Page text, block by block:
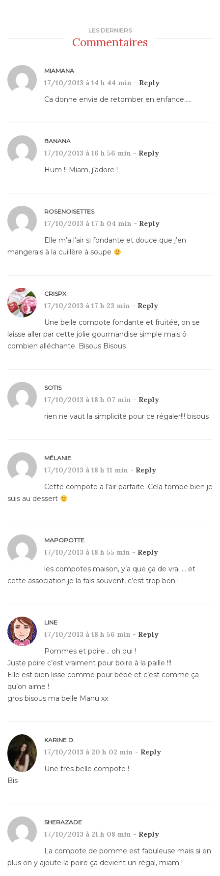
LES DERNIERS
Commentaires
MIAMANA
17/10/2013 à 14 h 44 min - Reply
Ca donne envie de retomber en enfance…..
BANANA
17/10/2013 à 16 h 56 min - Reply
Hum !! Miam, j’adore !
ROSENOISETTES
17/10/2013 à 17 h 04 min - Reply
Elle m’a l’air si fondante et douce que j’en
mangerais à la cuillère à soupe
CRISPX
17/10/2013 à 17 h 23 min - Reply
Une belle compote fondante et fruitée, on se
laisse aller par cette jolie gourmandise simple mais ô
combien alléchante. Bisous Bisous
SOTIS
17/10/2013 à 18 h 07 min - Reply
rien ne vaut la simplicité pour ce régaler!!! bisous
MÉLANIE
17/10/2013 à 18 h 11 min - Reply
Cette compote a l’air parfaite. Cela tombe bien je
suis au dessert
MAPOPOTTE
17/10/2013 à 18 h 55 min - Reply
les compotes maison, y’a que ça de vrai … et
cette association je la fais souvent, c’est trop bon !
LINE
17/10/2013 à 18 h 56 min - Reply
Pommes et poire… oh oui !
Juste poire c’est vraiment pour boire à la paille !!!
Elle est bien lisse comme pour bébé et c’est comme ça
qu’on aime !
gros bisous ma belle Manu xx
KARINE D.
17/10/2013 à 20 h 02 min - Reply
Une très belle compote !
Bis
SHERAZADE
17/10/2013 à 21 h 08 min - Reply
La compote de pomme est fabuleuse mais si en
plus on y ajoute la poire ça devient un régal, miam !